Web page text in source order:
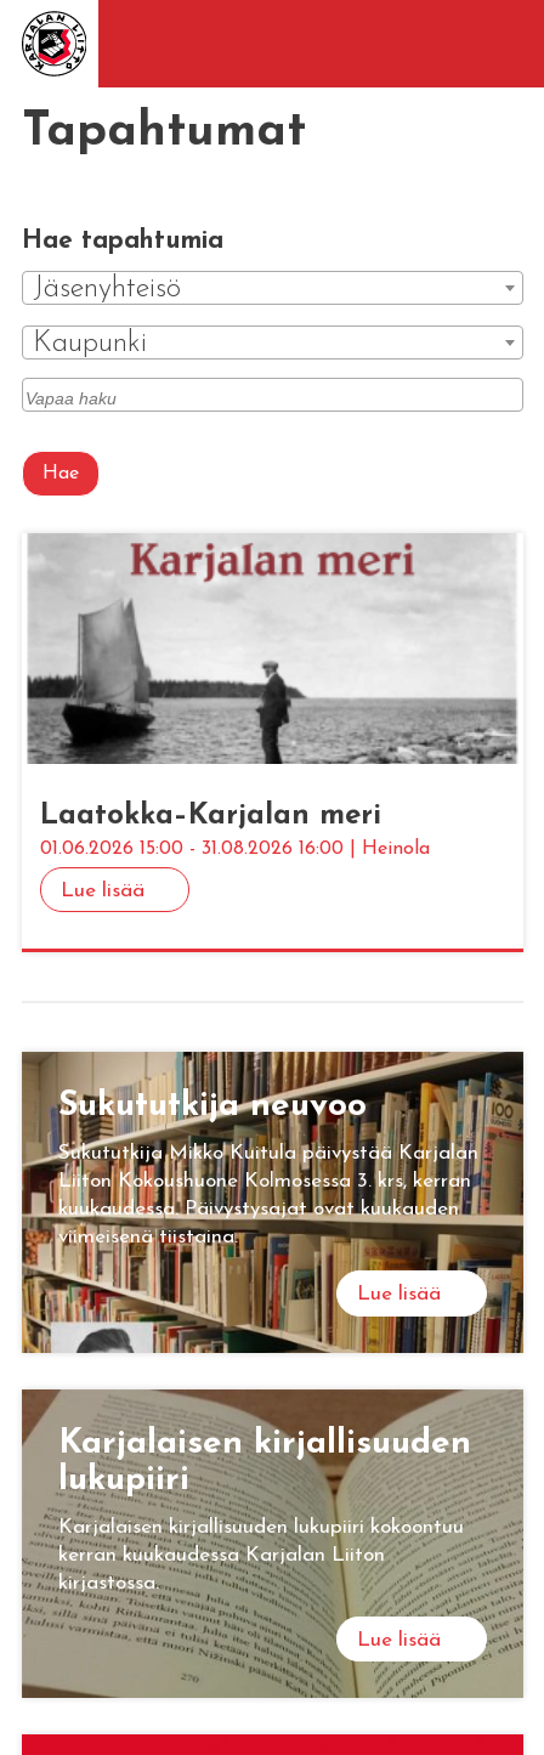
Tapahtumat
Hae tapahtumia
Jäsenyhteisö
Kaupunki
Hae
Laa­tok­ka–Kar­ja­lan meri
01.06.2026 15:00 - 31.08.2026 16:00 | Heinola
Lue lisää
Su­ku­tut­ki­ja neu­voo
Sukututkija Mikko Kuitula päivystää Karjalan
Liiton Kokoushuone Kolmosessa 3. krs, kerran
kuukaudessa. Päivystysajat ovat kuukauden
viimeisenä tiistaina.
Lue lisää
Kar­ja­lai­sen kir­jal­li­suu­den
lu­ku­pii­ri
Karjalaisen kirjallisuuden lukupiiri kokoontuu
kerran kuukaudessa Karjalan Liiton
kirjastossa.
Lue lisää